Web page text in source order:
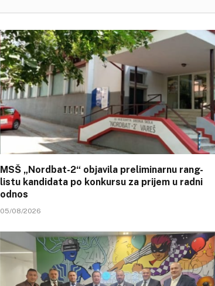
MSŠ „Nordbat-2“ objavila preliminarnu rang-
listu kandidata po konkursu za prijem u radni
odnos
05/08/2026